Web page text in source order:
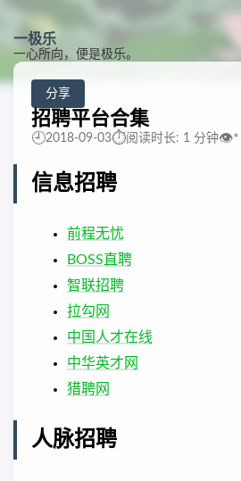
一极乐
一心所向，便是极乐。
分享
招聘平台合集
🕘2018-09-03⏱️阅读时长: 1 分钟👁️*
信息招聘
前程无忧
BOSS直聘
智联招聘
拉勾网
中国人才在线
中华英才网
猎聘网
人脉招聘